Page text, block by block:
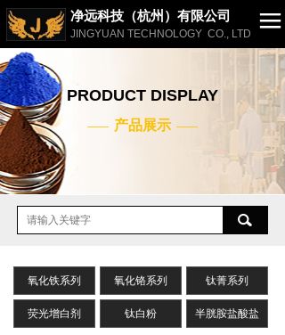
PRODUCT DISPLAY
—— 产品展示 ——
净远科技（杭州）有限公司
JINGYUAN TECHNOLOGY CO., LTD
网站首页
公司简介
产品展示
应用案例
新闻动态
English
氧化铁系列 氧化铬系列 钛菁系列
荧光增白剂 钛白粉 半胱胺盐酸盐